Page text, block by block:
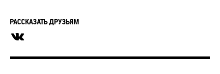
РАССКАЗАТЬ ДРУЗЬЯМ